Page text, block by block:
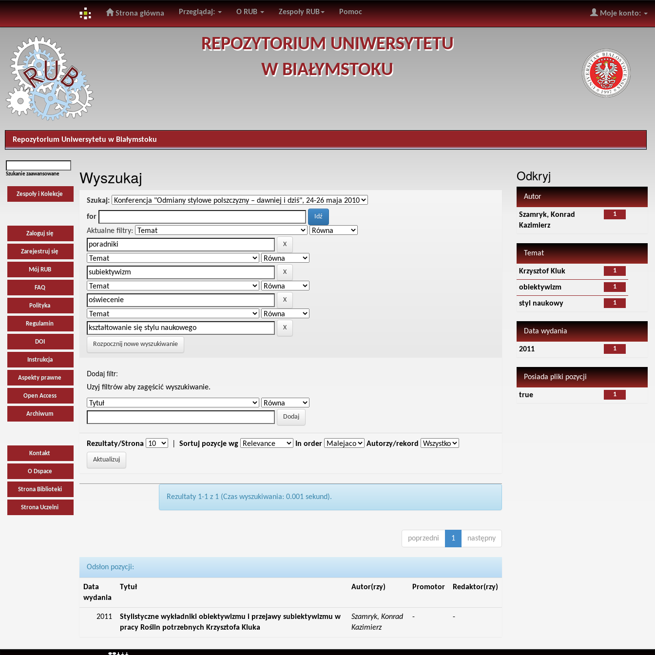
navigation
Strona główna Przeglądaj: O RUB Zespoły RUB Pomoc Moje konto:
REPOZYTORIUM UNIWERSYTETU
W BIAŁYMSTOKU
Repozytorium Uniwersytetu w Białymstoku
Szukanie zaawansowane
Zespoły i Kolekcje
Zaloguj się
Zarejestruj się
Mój RUB
FAQ
Polityka
Regulamin
DOI
Instrukcja
Aspekty prawne
Open Access
Archiwum
Kontakt
O Dspace
Strona Biblioteki
Strona Uczelni
Wyszukaj
Szukaj:
for
Aktualne filtry:
Rozpocznij nowe wyszukiwanie
Dodaj filtr:
Uzyj filtrów aby zagęścić wyszukiwanie.
Rezultaty/Strona Sortuj pozycje wg In order Autorzy/rekord
Rezultaty 1-1 z 1 (Czas wyszukiwania: 0.001 sekund).
poprzedni 1 następny
Odsłon pozycji:
Data
wydania
Tytuł Autor(rzy) Promotor Redaktor(rzy)
2011
Stylistyczne wykładniki obiektywizmu i przejawy subiektywizmu w
pracy Roślin potrzebnych Krzysztofa Kluka
Szamryk, Konrad
Kazimierz
- -
Odkryj
Autor
1
Szamryk, Konrad
Kazimierz
Temat
1
Krzysztof Kluk
1
obiektywizm
1
styl naukowy
Data wydania
1
2011
Posiada pliki pozycji
1
true